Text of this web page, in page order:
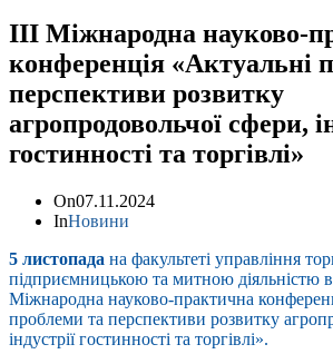
ІІІ Міжнародна науково-
конференція «Актуальні
перспективи розвитку
агропродовольчої сфери,
гостинності та торгівлі»
On07.11.2024
InНовини
5 листопада на факультеті управління
підприємницькою та митною діяльністю
Міжнародна науково-практична
проблеми та перспективи розвитку
індустрії гостинності та торгівлі».